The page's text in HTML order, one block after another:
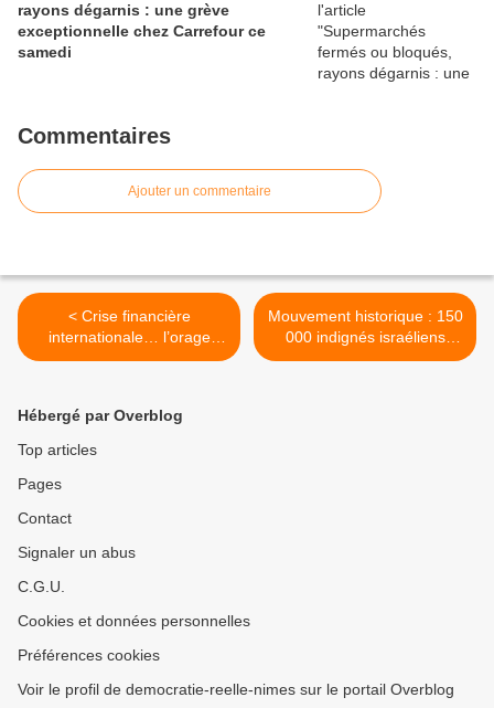
rayons dégarnis : une grève
exceptionnelle chez Carrefour ce
samedi
Commentaires
Ajouter un commentaire
< Crise financière
internationale… l’orage
approche
Mouvement historique : 150
000 indignés israéliens
manifestent pour la justice
Hébergé par Overblog
Top articles
Pages
Contact
Signaler un abus
C.G.U.
Cookies et données personnelles
Préférences cookies
Voir le profil de democratie-reelle-nimes sur le portail Overblog